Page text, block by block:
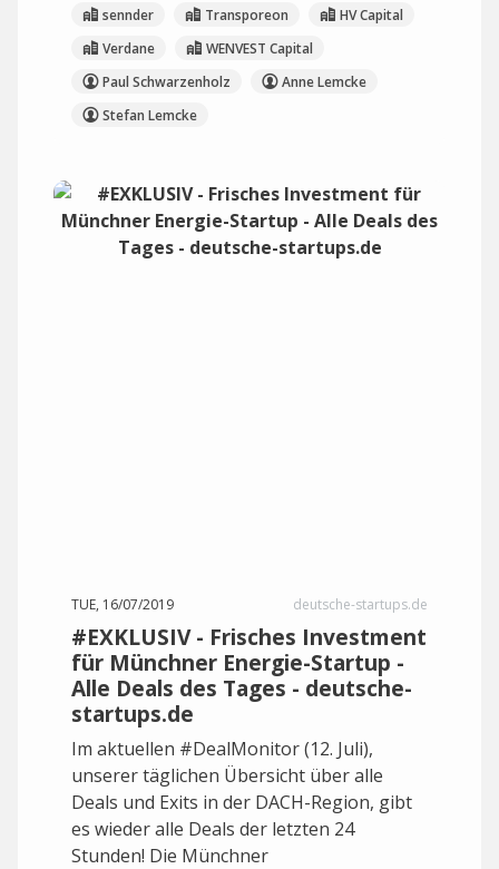
sennder
Transporeon
HV Capital
Verdane
WENVEST Capital
Paul Schwarzenholz
Anne Lemcke
Stefan Lemcke
TUE, 16/07/2019 deutsche-startups.de
#EXKLUSIV - Frisches Investment
für Münchner Energie-Startup -
Alle Deals des Tages - deutsche-
startups.de
Im aktuellen #DealMonitor (12. Juli),
unserer täglichen Übersicht über alle
Deals und Exits in der DACH-Region, gibt
es wieder alle Deals der letzten 24
Stunden! Die Münchner